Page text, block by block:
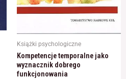
Książki psychologiczne
Kompetencje temporalne jako
wyznacznik dobrego
funkcjonowania